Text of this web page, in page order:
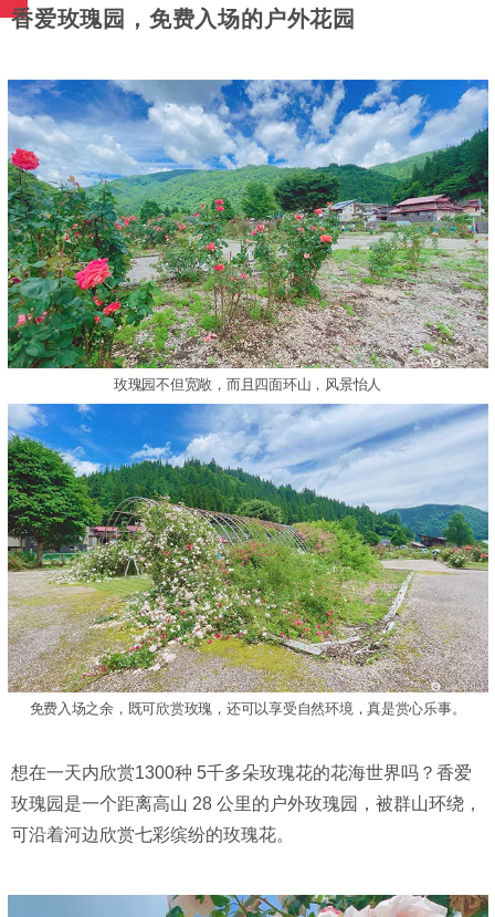
香爱玫瑰园，免费入场的户外花园
玫瑰园不但宽敞，而且四面环山，风景怡人
免费入场之余，既可欣赏玫瑰，还可以享受自然环境，真是赏心乐事。
想在一天内欣赏1300种 5千多朵玫瑰花的花海世界吗？香爱
玫瑰园是一个距离高山 28 公里的户外玫瑰园，被群山环绕，
可沿着河边欣赏七彩缤纷的玫瑰花。